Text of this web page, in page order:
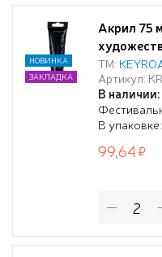
Акрил 75
ТМ:
Артикул:
В
В
НОВИНКА
ЗАКЛАДКА
99,64